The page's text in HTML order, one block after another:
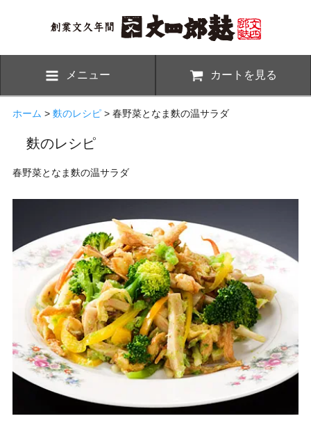
メニュー カートを見る
ホーム > 麩のレシピ> 春野菜となま麩の温サラダ
麩のレシピ
春野菜となま麩の温サラダ